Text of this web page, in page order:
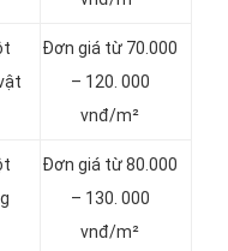
Đơn giá từ 70.000
– 120. 000
vnđ/m²
Đơn giá từ 80.000
– 130. 000
vnđ/m²